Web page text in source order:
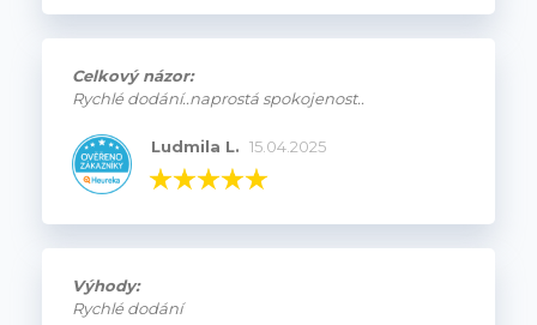
Celkový názor:
Rychlé dodání..naprostá spokojenost..
Ludmila L. 15.04.2025
Výhody:
Rychlé dodání